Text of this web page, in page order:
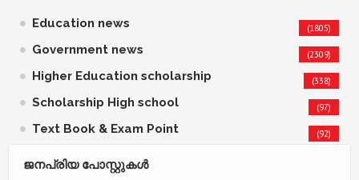
Education news (1805)
Government news (2309)
Higher Education scholarship (338)
Scholarship High school (97)
Text Book & Exam Point (92)
ജനപ്രിയ പോസ്റ്റുകള്‍‌